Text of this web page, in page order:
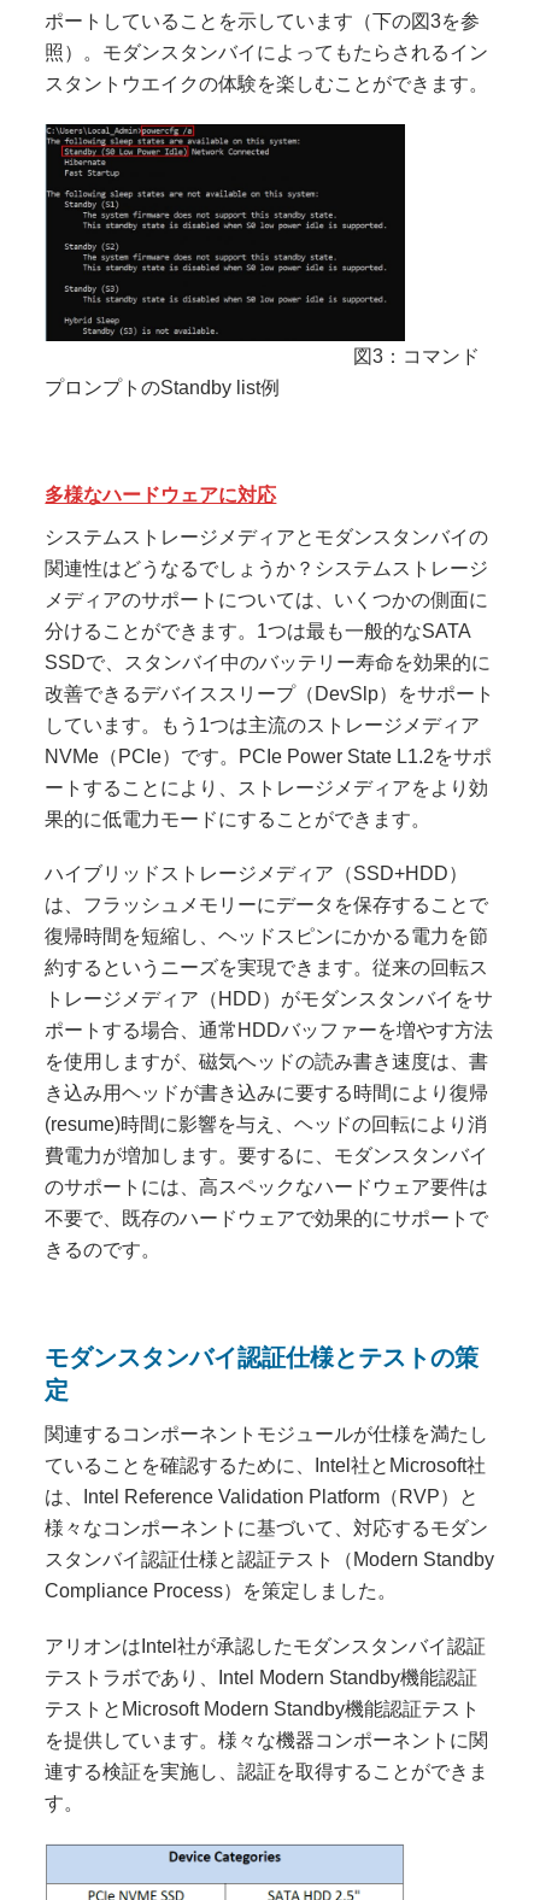
ポートしていることを示しています（下の図3を参
照）。モダンスタンバイによってもたらされるイン
スタントウエイクの体験を楽しむことができます。
図3：コマンド
プロンプトのStandby list例
多様なハードウェアに対応
システムストレージメディアとモダンスタンバイの
関連性はどうなるでしょうか？システムストレージ
メディアのサポートについては、いくつかの側面に
分けることができます。1つは最も一般的なSATA
SSDで、スタンバイ中のバッテリー寿命を効果的に
改善できるデバイススリープ（DevSlp）をサポート
しています。もう1つは主流のストレージメディア
NVMe（PCIe）です。PCIe Power State L1.2をサポ
ートすることにより、ストレージメディアをより効
果的に低電力モードにすることができます。
ハイブリッドストレージメディア（SSD+HDD）
は、フラッシュメモリーにデータを保存することで
復帰時間を短縮し、ヘッドスピンにかかる電力を節
約するというニーズを実現できます。従来の回転ス
トレージメディア（HDD）がモダンスタンバイをサ
ポートする場合、通常HDDバッファーを増やす方法
を使用しますが、磁気ヘッドの読み書き速度は、書
き込み用ヘッドが書き込みに要する時間により復帰
(resume)時間に影響を与え、ヘッドの回転により消
費電力が増加します。要するに、モダンスタンバイ
のサポートには、高スペックなハードウェア要件は
不要で、既存のハードウェアで効果的にサポートで
きるのです。
モダンスタンバイ認証仕様とテストの策
定
関連するコンポーネントモジュールが仕様を満たし
ていることを確認するために、Intel社とMicrosoft社
は、Intel Reference Validation Platform（RVP）と
様々なコンポーネントに基づいて、対応するモダン
スタンバイ認証仕様と認証テスト（Modern Standby
Compliance Process）を策定しました。
アリオンはIntel社が承認したモダンスタンバイ認証
テストラボであり、Intel Modern Standby機能認証
テストとMicrosoft Modern Standby機能認証テスト
を提供しています。様々な機器コンポーネントに関
連する検証を実施し、認証を取得することができま
す。